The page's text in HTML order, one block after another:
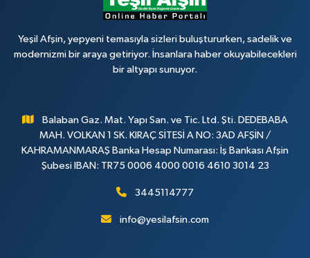
Yeşil Afşin, yepyeni temasıyla sizleri buluştururken, sadelik ve
modernizmi bir araya getiriyor. İnsanlara haber okuyabilecekleri
bir altyapı sunuyor.
Balaban Gaz. Mat. Yapı San. ve Tic. Ltd. Şti. DEDEBABA
MAH. VOLKAN 1 SK. KIRAÇ SİTESİ A NO: 3AD AFŞİN /
KAHRAMANMARAŞ Banka Hesap Numarası: İş Bankası Afşin
Şubesi IBAN: TR75 0006 4000 0016 4610 3014 23
3445114777
info@yesilafsin.com